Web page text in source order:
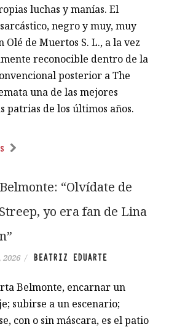
luchas y manías. El
negro y muy, muy
Olé de Muertos S. L., a la vez
reconocible dentro de la
posterior a The
una de las mejores
patrias de los últimos años.
“Olvídate de
yo era fan de Lina
/ BEATRIZ EDUARTE
Belmonte, encarnar un
subirse a un escenario;
con o sin máscara, es el patio